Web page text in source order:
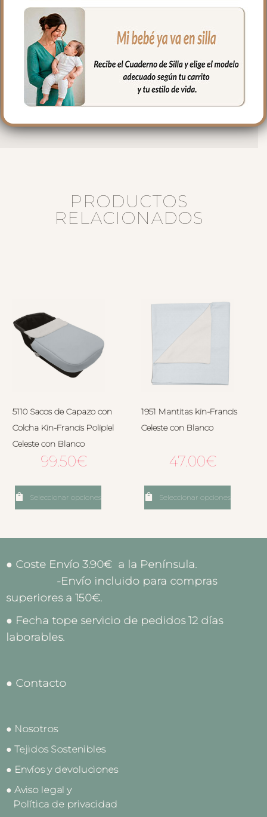
Puedes lavar a mano o en lavadora,
siempre agua fría, jabones no abrasivos y
secado al natural.
Medidas:
Largo: 76 cm
Alto 23 cm
Ancho 32 cm
PRODUCTOS
RELACIONADOS
5110 Sacos de Capazo con
Colcha Kin-Francis Polipiel
Celeste con Blanco
99.50€
Seleccionar opciones
1951 Mantitas kin-Francis
Celeste con Blanco
47.00€
Seleccionar opciones
● Coste Envío 3.90€ a la Península.
-Envío incluido para compras
superiores a 150€.
● Fecha tope servicio de pedidos 12 días
laborables.
● Contacto
● Nosotros
● Tejidos Sostenibles
● Envíos y devoluciones
● Aviso legal y
Política de privacidad